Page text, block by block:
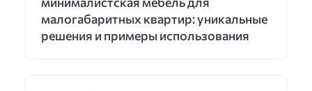
малогабаритных квартир: уникальные
решения и примеры использования